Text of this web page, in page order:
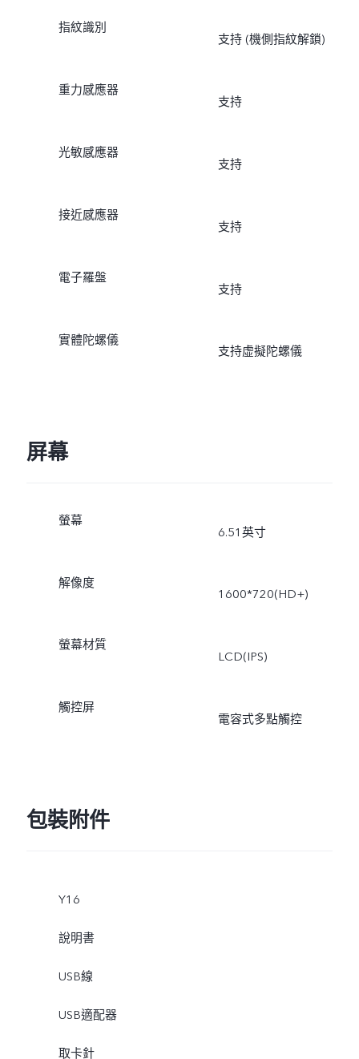
指紋識別
支持 (機側指紋解鎖)
重力感應器
支持
光敏感應器
支持
接近感應器
支持
電子羅盤
支持
實體陀螺儀
支持虚擬陀螺儀
屏幕
螢幕
6.51英寸
解像度
1600*720(HD+)
螢幕材質
LCD(IPS)
觸控屏
電容式多點觸控
包裝附件
Y16
說明書
USB線
USB適配器
取卡針